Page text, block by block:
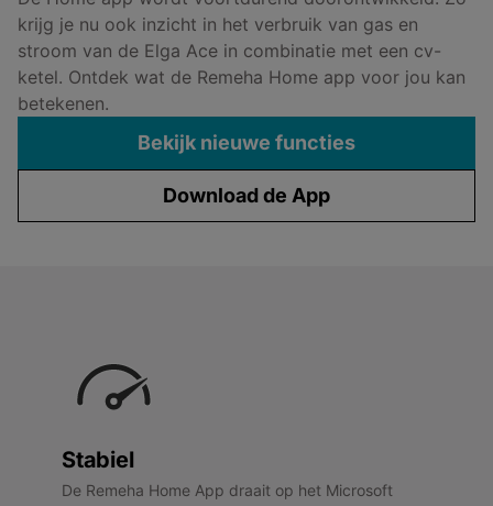
krijg je nu ook inzicht in het verbruik van gas en
stroom van de Elga Ace in combinatie met een cv-
ketel. Ontdek wat de Remeha Home app voor jou kan
betekenen.
Bekijk nieuwe functies
Download de App
Stabiel
De Remeha Home App draait op het Microsoft